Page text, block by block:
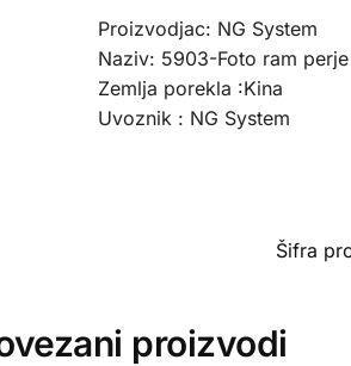
Proizvodjac: NG System
Naziv: 5903-Foto ram perje
Zemlja porekla :Kina
Uvoznik : NG System
Šifra
proizvodi